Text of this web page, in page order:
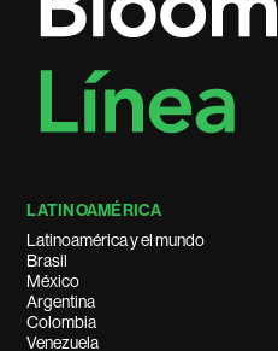
LATINOAMÉRICA
Latinoamérica y el mundo
Brasil
México
Argentina
Colombia
Venezuela